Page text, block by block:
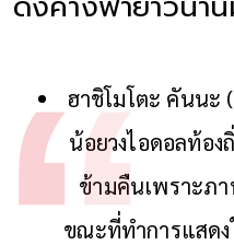
ฮาชิโมโตะ คันนะ
น้อยวงไอดอลท้อ
ข้ามคืนเพราะภ
ขณะที่ทำการแสดง